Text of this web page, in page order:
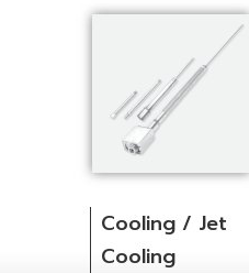
Cooling / Jet
Cooling